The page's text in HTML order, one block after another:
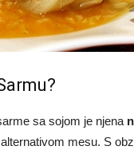
sa sojom je njena
mesu. S